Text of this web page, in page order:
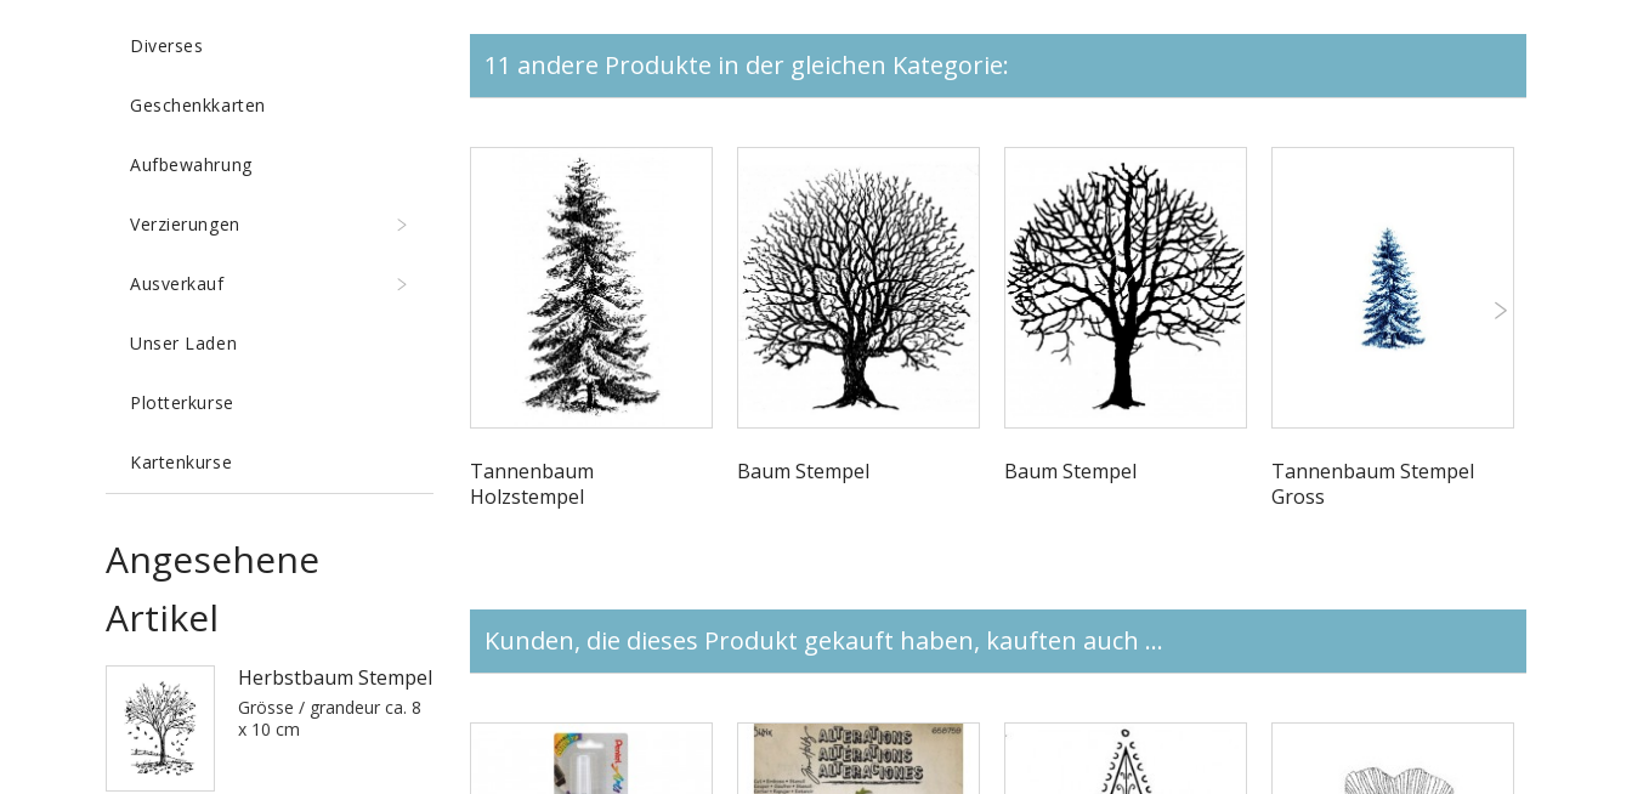
11 andere Produkte in der gleichen Kategorie:
Tannenbaum
Holzstempel
Baum Stempel Baum Stempel
Tannenbaum Stempel
Gross
Kunden, die dieses Produkt gekauft haben, kauften auch ...
Diverses
Geschenkkarten
Aufbewahrung
Verzierungen
Ausverkauf
Unser Laden
Plotterkurse
Kartenkurse
Angesehene
Artikel
Herbstbaum Stempel
Grösse / grandeur ca. 8
x 10 cm